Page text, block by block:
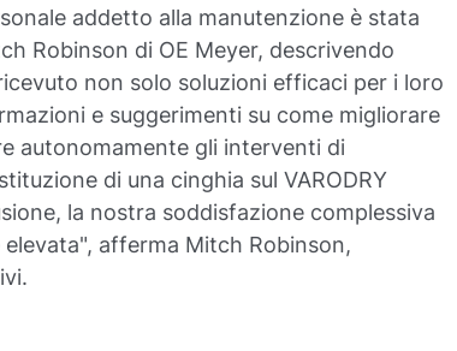
addetto alla manutenzione è stata
Robinson di OE Meyer, descrivendo
non solo soluzioni efficaci per i loro
e suggerimenti su come migliorare
autonomamente gli interventi di
di una cinghia sul VARODRY
la nostra soddisfazione complessiva
afferma Mitch Robinson,